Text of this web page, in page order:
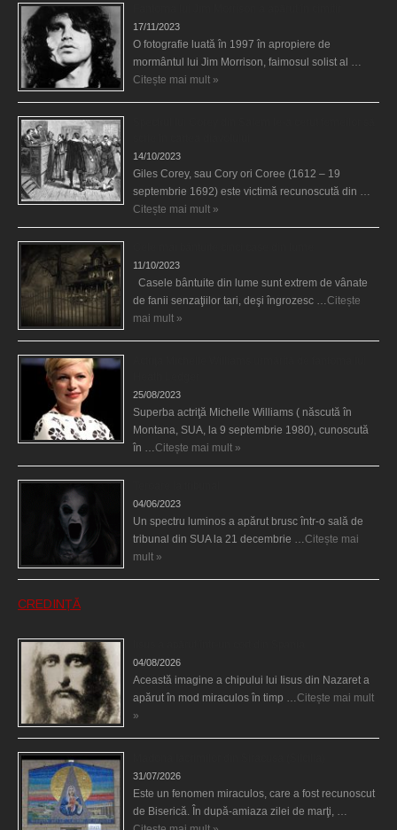
17/11/2023
O fotografie luată în 1997 în apropiere de
mormântul lui Jim Morrison, faimosul solist al …
Citește mai mult »
14/10/2023
Giles Corey, sau Cory ori Coree (1612 – 19
septembrie 1692) este victimă recunoscută din …
Citește mai mult »
11/10/2023
Casele bântuite din lume sunt extrem de vânate
de fanii senzaţiilor tari, deşi îngrozesc …Citește
mai mult »
25/08/2023
Superba actriţă Michelle Williams ( născută în
Montana, SUA, la 9 septembrie 1980), cunoscută
în …Citește mai mult »
04/06/2023
Un spectru luminos a apărut brusc într-o sală de
tribunal din SUA la 21 decembrie …Citește mai
mult »
CREDINȚĂ
04/08/2026
Această imagine a chipului lui Iisus din Nazaret a
apărut în mod miraculos în timp …Citește mai mult
»
31/07/2026
Este un fenomen miraculos, care a fost recunoscut
de Biserică. În după-amiaza zilei de marţi, …